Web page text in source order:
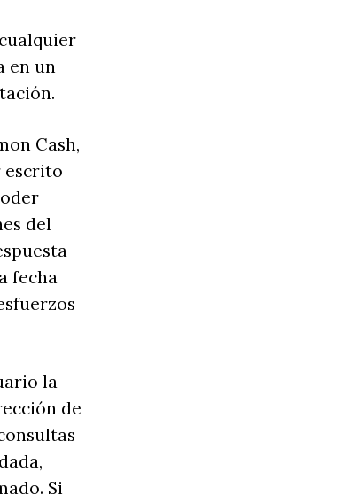
en un
Cash,
escrito
del
fecha
la
de
Si